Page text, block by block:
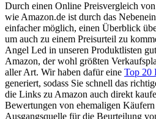
Durch einen Online Preisvergleich
wie Amazon.de ist durch das
einfacher möglich, einen Überblick
um auch zu einem Preisurteil zu
Angel Led in unseren Produktlisten
Amazon, der wohl größten
aller Art. Wir haben dafür eine Top 20
generiert, sodass Sie schnell das
die Links zu Amazon auch direkt
Bewertungen von ehemaligen Käufern
Ausgangsquelle für die Beurteilung